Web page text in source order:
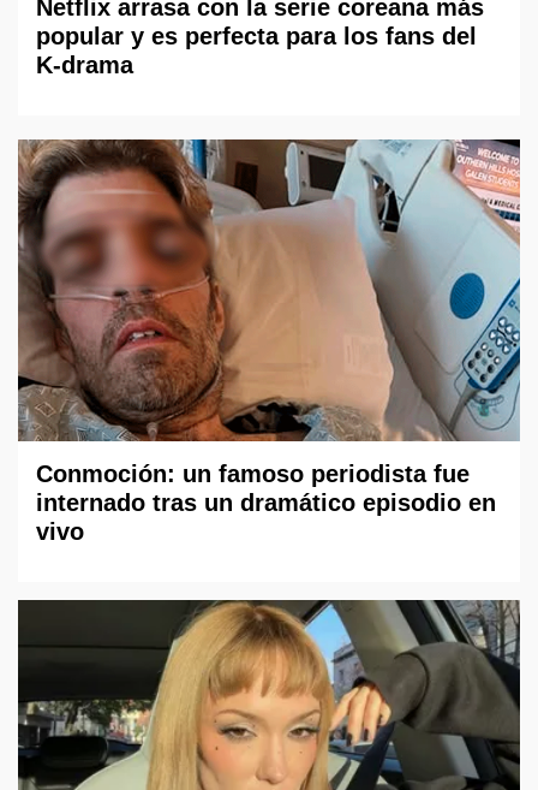
Netflix arrasa con la serie coreana más
popular y es perfecta para los fans del
K-drama
Conmoción: un famoso periodista fue
internado tras un dramático episodio en
vivo